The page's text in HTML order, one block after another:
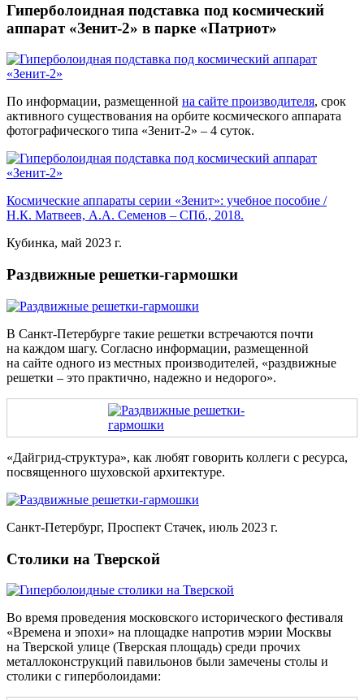
Гиперболоидная подставка под космический
аппарат «Зенит-2» в парке «Патриот»
По информации, размещенной на сайте производителя, срок
активного существования на орбите космического аппарата
фотографического типа «Зенит-2» – 4 суток.
Космические аппараты серии «Зенит»: учебное пособие /
Н.К. Матвеев, А.А. Семенов – СПб., 2018.
Кубинка, май 2023 г.
Раздвижные решетки-гармошки
В Санкт-Петербурге такие решетки встречаются почти
на каждом шагу. Согласно информации, размещенной
на сайте одного из местных производителей, «раздвижные
решетки – это практично, надежно и недорого».
«Дайгрид-структура», как любят говорить коллеги с ресурса,
посвященного шуховской архитектуре.
Санкт-Петербург, Проспект Стачек, июль 2023 г.
Столики на Тверской
Во время проведения московского исторического фестиваля
«Времена и эпохи» на площадке напротив мэрии Москвы
на Тверской улице (Тверская площадь) среди прочих
металлоконструкций павильонов были замечены столы и
столики с гиперболоидами: